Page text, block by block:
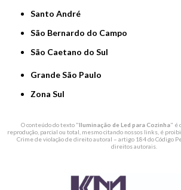
Santo André
São Bernardo do Campo
São Caetano do Sul
Grande São Paulo
Zona Sul
O conteúdo do texto "Iluminação de Led para Cozinha" é
reprodução, parcial ou total, mesmo citando nossos links, é
Crime de violação de direito autoral – artigo 184 do Código
direitos autorais.